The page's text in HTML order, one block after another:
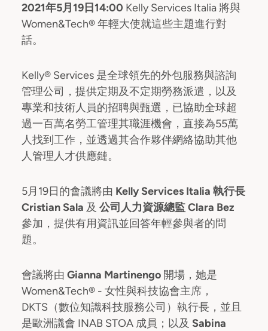
2021年5月19日14:00 Kelly Services Italia 將與
Women&Tech® 年輕大使就這些主題進行對
話。
Kelly® Services 是全球領先的外包服務與諮詢
管理公司，提供定期及不定期勞務派遣，以及
專業和技術人員的招聘與甄選，已協助全球超
過一百萬名勞工管理其職涯機會，直接為55萬
人找到工作，並透過其合作夥伴網絡協助其他
人管理人才供應鏈。
5月19日的會議將由 Kelly Services Italia 執行長
Cristian Sala 及 公司人力資源總監 Clara Bez
參加，提供有用資訊並回答年輕參與者的問
題。
會議將由 Gianna Martinengo 開場，她是
Women&Tech® - 女性與科技協會主席，
DKTS（數位知識科技服務公司）執行長，並且
是歐洲議會 INAB STOA 成員；以及 Sabina